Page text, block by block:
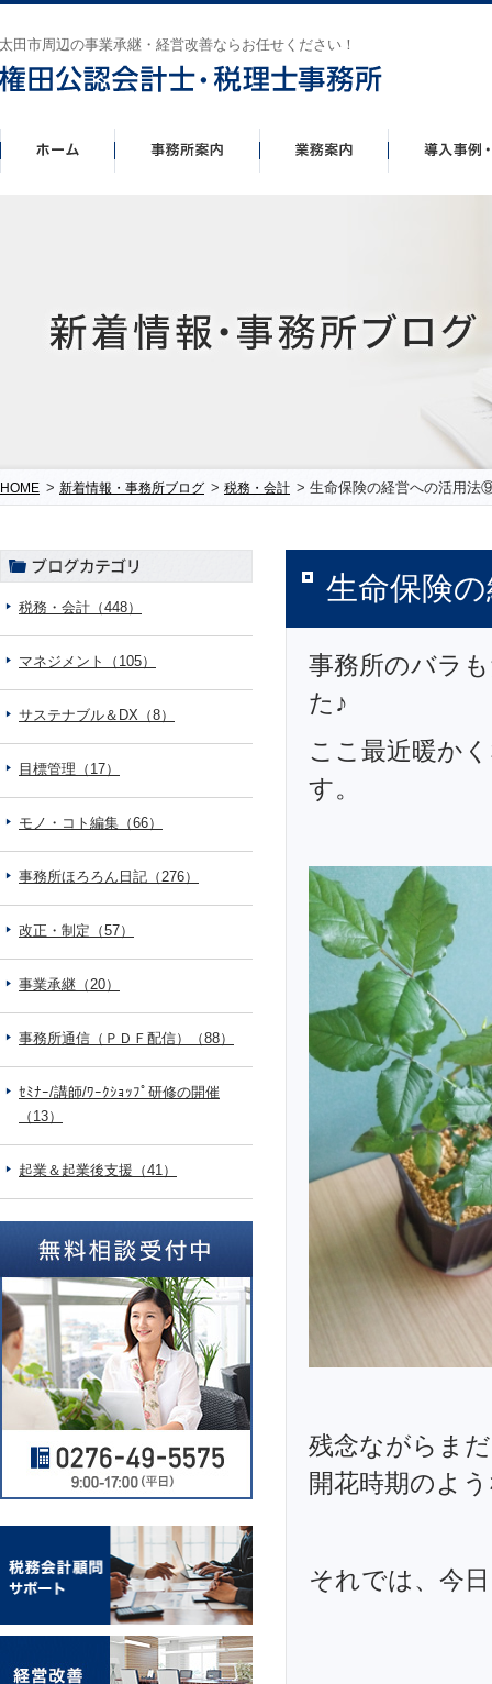
太田市周辺の事業承継・経営改善ならお任せください！
HOME > 新着情報・事務所ブログ > 税務・会計 > 生命保険の経営への活用法
生命保険
事務所のバラ
た♪
ここ最近暖か
す。
残念ながらま
開花時期のよ
それでは、今
税務・会計（448）
マネジメント（105）
サステナブル＆DX（8）
目標管理（17）
モノ・コト編集（66）
事務所ほろろん日記（276）
改正・制定（57）
事業承継（20）
事務所通信（ＰＤＦ配信）（88）
ｾﾐﾅｰ/講師/ﾜｰｸｼｮｯﾌﾟ研修の開催
（13）
起業＆起業後支援（41）